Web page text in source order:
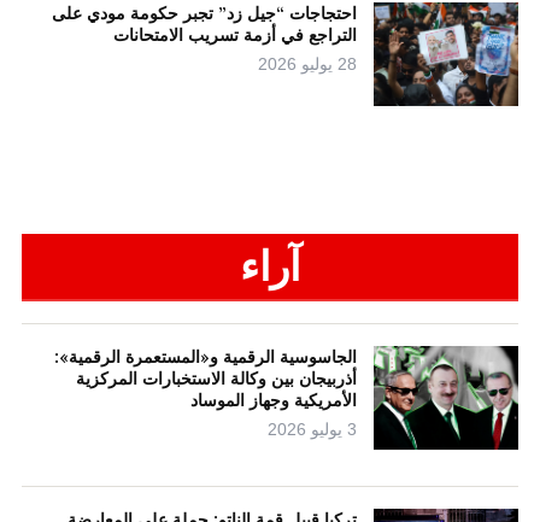
احتجاجات “جيل زد” تجبر حكومة مودي على
التراجع في أزمة تسريب الامتحانات
28 يوليو 2026
آراء
الجاسوسية الرقمية و«المستعمرة الرقمية»:
أذربيجان بين وكالة الاستخبارات المركزية
الأمريكية وجهاز الموساد
3 يوليو 2026